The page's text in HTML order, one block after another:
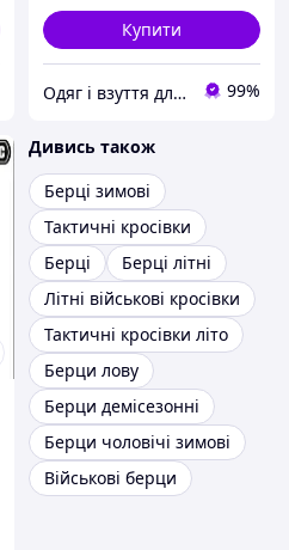
Купити
Одяг і взуття для рибалок і мисливців, спецодяг від виробника 99%
Дивись також
Берці зимові
Тактичні кросівки
Берці
Берці літні
Літні військові кросівки
Тактичні кросівки літо
Берци лову
Берци демісезонні
Берци чоловічі зимові
Військові берци